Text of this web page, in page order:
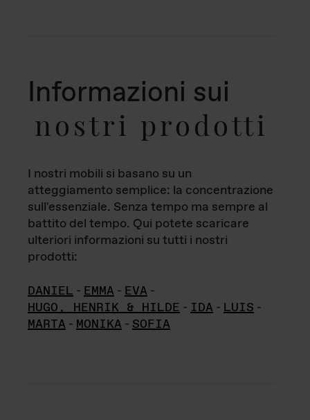
Informazioni sui
nostri prodotti
I nostri mobili si basano su un
atteggiamento semplice: la concentrazione
sull'essenziale. Senza tempo ma sempre al
battito del tempo. Qui potete scaricare
ulteriori informazioni su tutti i nostri
prodotti:
DANIEL - EMMA - EVA -
HUGO, HENRIK & HILDE - IDA - LUIS -
MARTA - MONIKA - SOFIA